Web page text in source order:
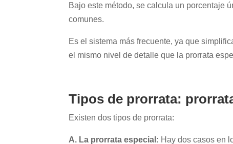
Bajo este método, se calcula un porcentaje
comunes.
Es el sistema más frecuente, ya que
el mismo nivel de detalle que la prorrata
Tipos de prorrata:
Existen dos tipos de prorrata:
A. La prorrata especial: Hay dos casos en